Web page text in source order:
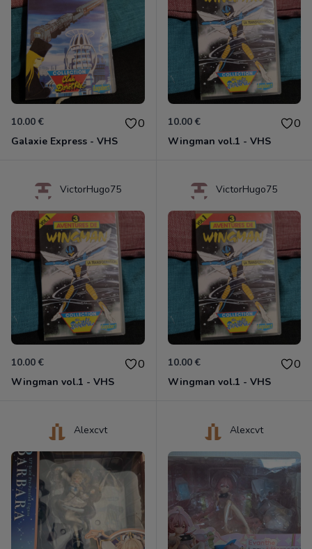
10.00 € 0
Galaxie Express - VHS
10.00 € 0
Wingman vol.1 - VHS
VictorHugo75
10.00 € 0
Wingman vol.1 - VHS
VictorHugo75
10.00 € 0
Wingman vol.1 - VHS
Alexcvt Alexcvt